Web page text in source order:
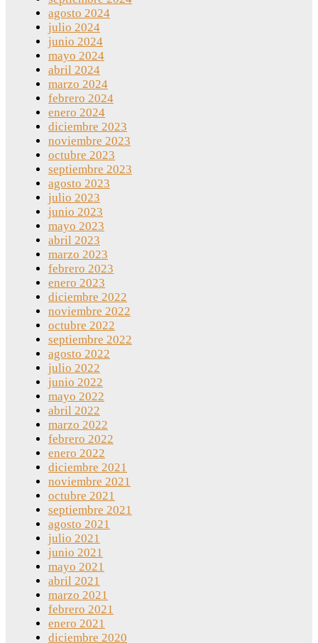
agosto 2024
julio 2024
junio 2024
mayo 2024
abril 2024
marzo 2024
febrero 2024
enero 2024
diciembre 2023
noviembre 2023
octubre 2023
septiembre 2023
agosto 2023
julio 2023
junio 2023
mayo 2023
abril 2023
marzo 2023
febrero 2023
enero 2023
diciembre 2022
noviembre 2022
octubre 2022
septiembre 2022
agosto 2022
julio 2022
junio 2022
mayo 2022
abril 2022
marzo 2022
febrero 2022
enero 2022
diciembre 2021
noviembre 2021
octubre 2021
septiembre 2021
agosto 2021
julio 2021
junio 2021
mayo 2021
abril 2021
marzo 2021
febrero 2021
enero 2021
diciembre 2020